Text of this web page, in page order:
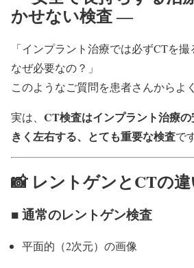
かせない検査 ―
「インプラント治療では必ずCTを撮
なぜ必要なの？」
このようなご質問を患者さんからよ
実は、 CT検査はインプラント治療
きく左右する、とても重要な検査で
📸 レントゲンとCTの
■ 通常のレントゲン検査
平面的（2次元）の画像